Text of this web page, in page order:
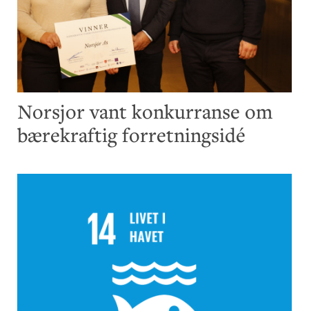
Norsjor vant konkurranse om
bærekraftig forretningsidé